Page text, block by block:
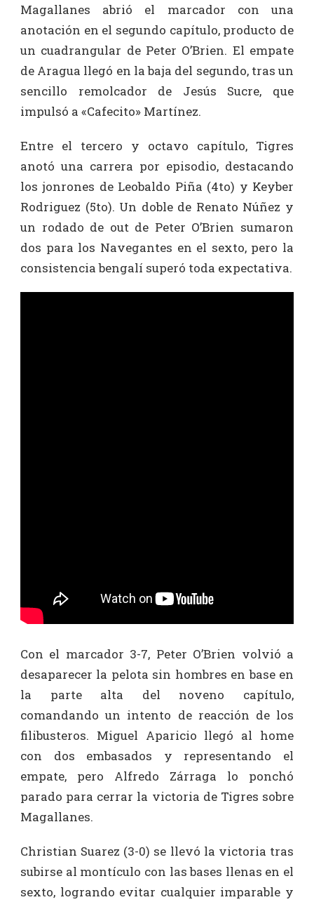
Magallanes abrió el marcador con una
anotación en el segundo capítulo, producto de
un cuadrangular de Peter O’Brien. El empate
de Aragua llegó en la baja del segundo, tras un
sencillo remolcador de Jesús Sucre, que
impulsó a «Cafecito» Martínez.
Entre el tercero y octavo capítulo, Tigres
anotó una carrera por episodio, destacando
los jonrones de Leobaldo Piña (4to) y Keyber
Rodriguez (5to). Un doble de Renato Núñez y
un rodado de out de Peter O’Brien sumaron
dos para los Navegantes en el sexto, pero la
consistencia bengalí superó toda expectativa.
Con el marcador 3-7, Peter O’Brien volvió a
desaparecer la pelota sin hombres en base en
la parte alta del noveno capítulo,
comandando un intento de reacción de los
filibusteros. Miguel Aparicio llegó al home
con dos embasados y representando el
empate, pero Alfredo Zárraga lo ponchó
parado para cerrar la victoria de Tigres sobre
Magallanes.
Christian Suarez (3-0) se llevó la victoria tras
subirse al montículo con las bases llenas en el
sexto, logrando evitar cualquier imparable y